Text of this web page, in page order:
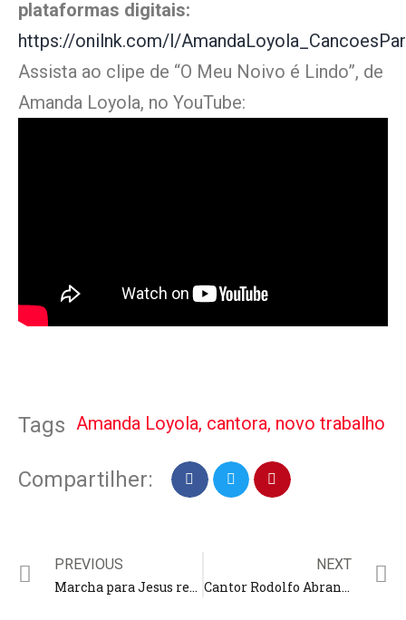
plataformas digitais:
https://onilnk.com/l/
Assista ao clipe de “O Meu Noivo é Lindo”, de
Amanda Loyola, no YouTube:
Tags Amanda Loyola, cantora, novo trabalho
Compartilher:
PREVIOUS
Marcha para Jesus reúne cristãos na Índia em meio a perseguições; evento faz parte de uma mobilização global
NEXT
Cantor Rodolfo Abrantes se apresenta dia 4 no Teatro Clara Nunes, no Rio de Janeiro, com a Microfonia Tour